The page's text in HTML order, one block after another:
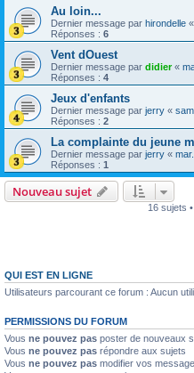
Au loin...
Dernier message par hirondelle «
Réponses : 6
Vent dOuest
Dernier message par didier«
Réponses : 4
Jeux d'enfants
Dernier message par jerry «
Réponses : 2
La complainte du jeune
Dernier message par jerry «
Réponses : 1
Nouveau sujet
16 sujets
QUI EST EN LIGNE
Utilisateurs parcourant ce forum : Aucun
PERMISSIONS DU FORUM
Vous ne pouvez pas poster de nouveaux
Vous ne pouvez pas répondre aux sujets
Vous ne pouvez pas modifier vos